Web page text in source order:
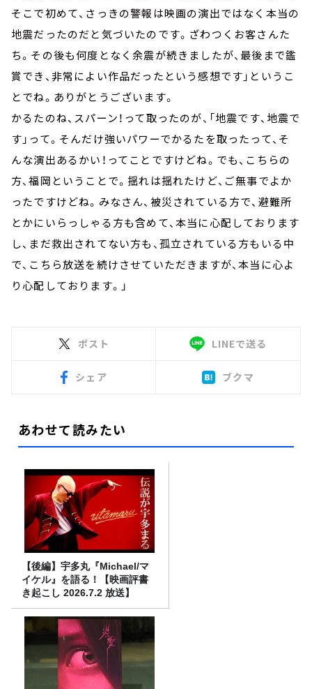
そこで初めて、さっきの警報は映画の演出ではなく本当の
地震だったのだと気づいたのです。ざわつくお客さんた
ち。その後も何度となく余震が続きましたが、最後まで鑑
賞でき、非常によい作品だったという感想です」というこ
とでね。ありがとうございます。
かるたのね、スパーン！って取ったのが、「地震です、地震で
す」って。そんだけ強いパワーでかるたを取ったって、そ
んな演出あるかい！ってことですけどね。でも、こちらの
方、福岡ということで。揺れは揺れたけど、ご無事でよか
ったですけどね。みなさん、被災されている方で、避難所
とかにいらっしゃる方も含めて、本当に心配しております
し、まだ救出されてない方も、孤立されている方もいる中
で、こちら放送を続けさせていただきますが、本当に心よ
り心配しております。」
ポスト LINEで送る
シェア ブクマ
あわせて読みたい
【後編】宇多丸『Michael/マ
イケル』を語る！【映画評書
き起こし 2026.7.2 放送】